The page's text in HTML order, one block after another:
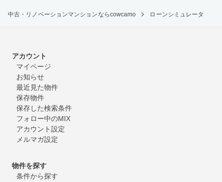
中古・リノベーションマンションならcowcamo ローンシミュレータ
アカウント
マイページ
お知らせ
最近見た物件
保存物件
保存した検索条件
フォロー中のMIX
アカウント設定
メルマガ設定
物件を探す
条件から探す